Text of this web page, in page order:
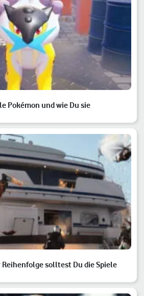
Pokémon und wie Du sie
solltest Du die Spiele